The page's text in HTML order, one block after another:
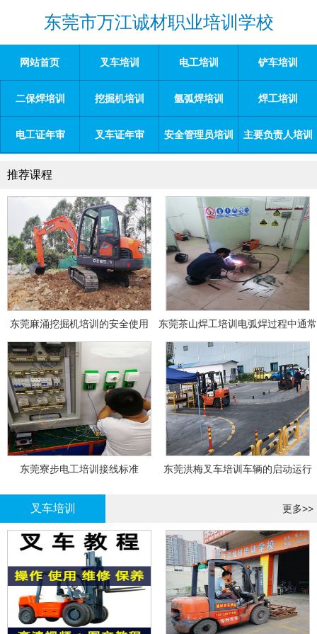
东莞市万江诚材职业培训学校
网站首页 叉车培训 电工培训 铲车培训
二保焊培训 挖掘机培训 氩弧焊培训 焊工培训
电工证年审 叉车证年审 安全管理员培训 主要负责人培训
推荐课程
东莞麻涌挖掘机培训的安全使用
东莞茶山焊工培训电弧焊过程中通常
会采取以下措施
东莞寮步电工培训接线标准 东莞洪梅叉车培训车辆的启动运行
叉车培训 更多>>